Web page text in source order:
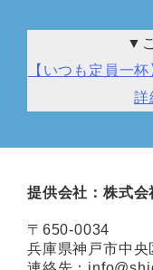
▼
【いつも定員一
詳
提供会社：株式会
〒650-0034
兵庫県神戸市中